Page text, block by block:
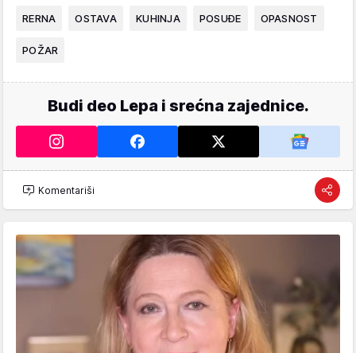
RERNA OSTAVA KUHINJA POSUĐE OPASNOST
POŽAR
Budi deo Lepa i srećna zajednice.
Komentariši